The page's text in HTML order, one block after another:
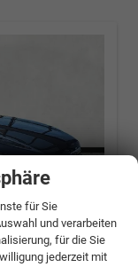
für Sie
und verarbeiten
für die Sie
jederzeit mit